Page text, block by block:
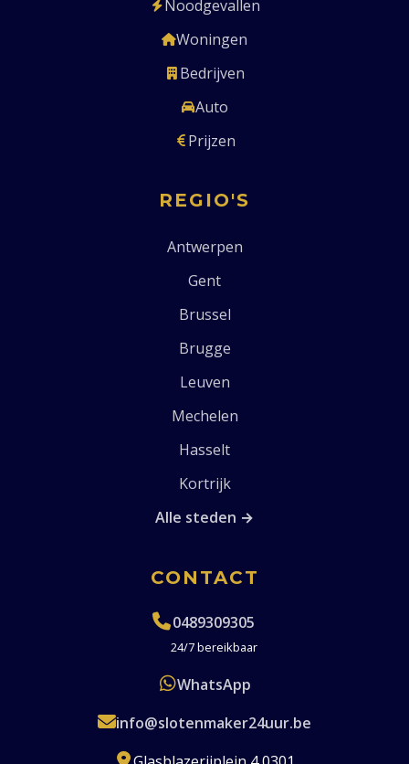
Noodgevallen
Woningen
Bedrijven
Auto
Prijzen
REGIO'S
Antwerpen
Gent
Brussel
Brugge
Leuven
Mechelen
Hasselt
Kortrijk
Alle steden →
CONTACT
0489309305
24/7 bereikbaar
WhatsApp
info@slotenmaker24uur.be